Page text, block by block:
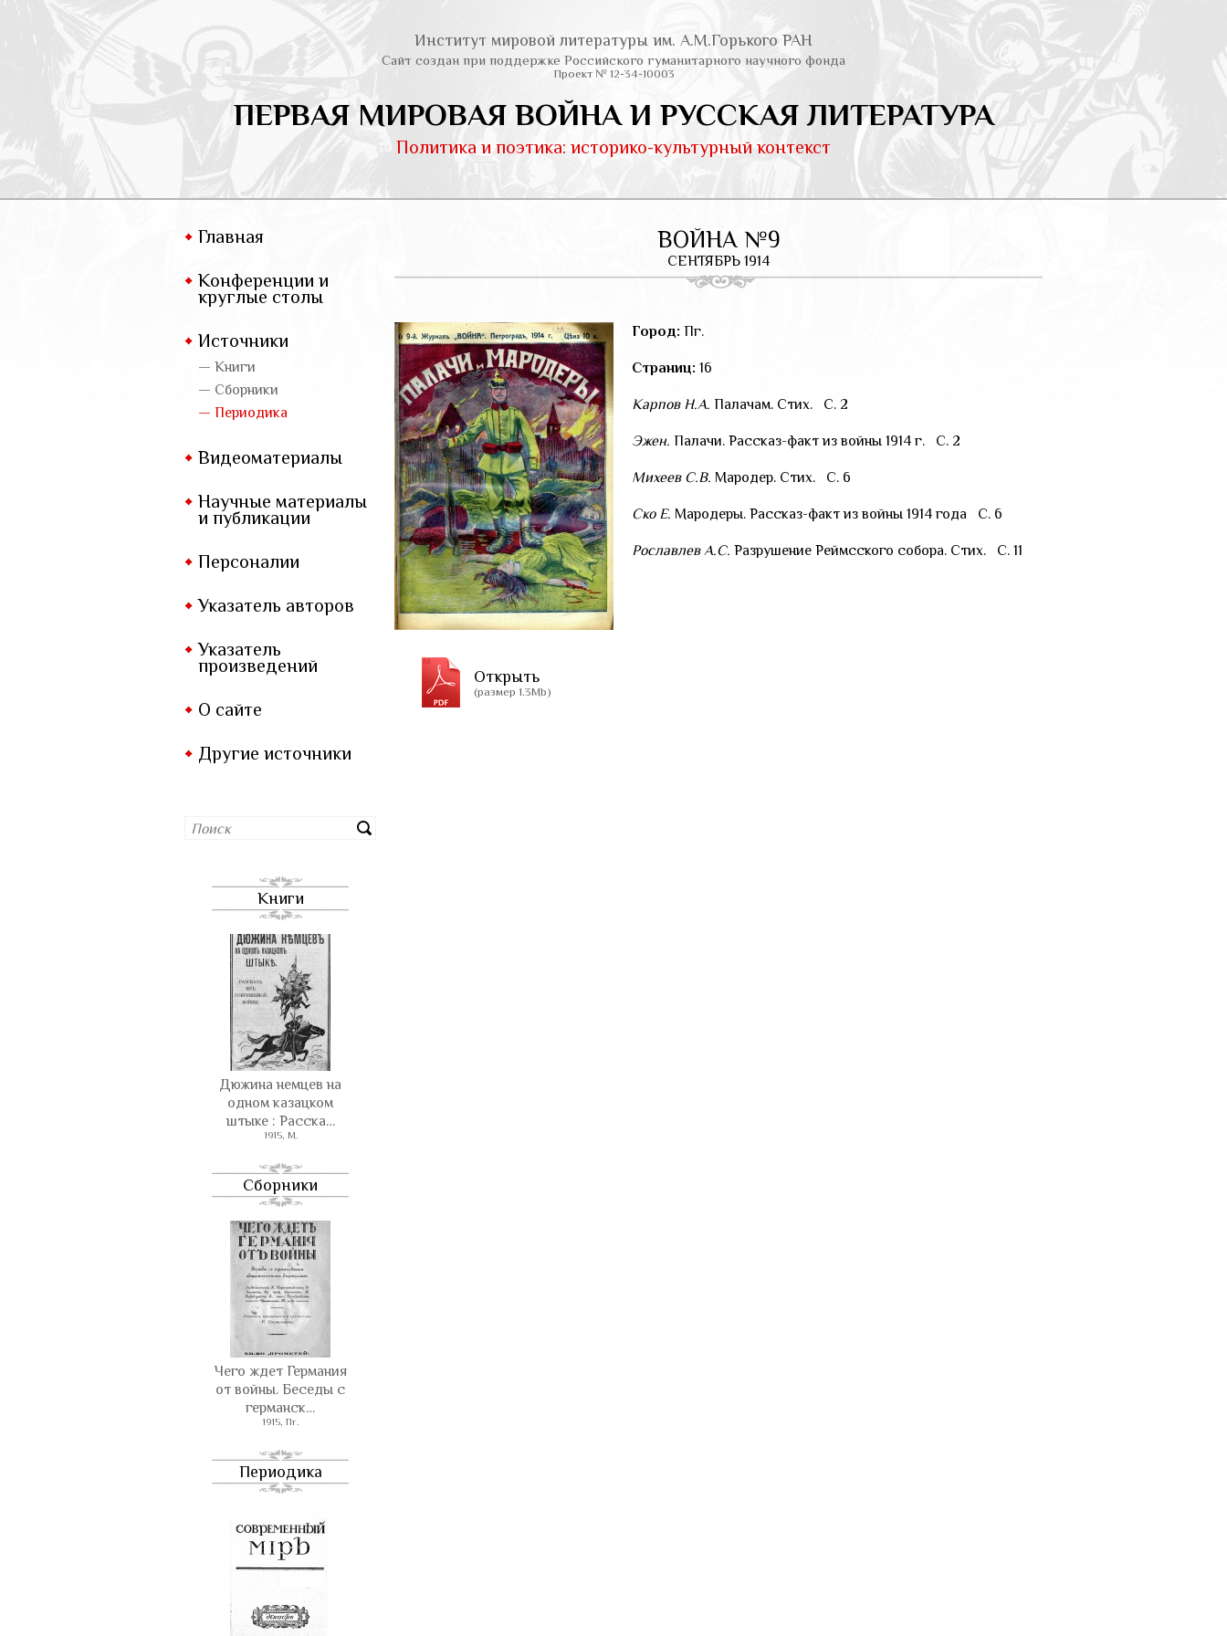
Институт мировой литературы им. А.М.Горького РАН
Сайт создан при поддержке Российского гуманитарного научного фонда
Проект № 12-34-10003
ПЕРВАЯ МИРОВАЯ ВОЙНА И РУССКАЯ ЛИТЕРАТУРА
Политика и поэтика: историко-культурный контекст
Главная
Конференции и
круглые столы
Источники
— Книги
— Сборники
— Периодика
Видеоматериалы
Научные материалы
и публикации
Персоналии
Указатель авторов
Указатель
произведений
О сайте
Другие источники
Книги
Дюжина немцев на
одном казацком
штыке : Расска…
1915, М.
Сборники
Чего ждет Германия
от войны. Беседы с
германск…
1915, Пг.
Периодика
ВОЙНА №9
СЕНТЯБРЬ 1914
Открыть
(размер 1.3Mb)
Город: Пг.
Страниц: 16
Карпов Н.А. Палачам. Стих. С. 2
Эжен. Палачи. Рассказ-факт из войны 1914 г. С. 2
Михеев С.В. Мародер. Стих. С. 6
Ско Е. Мародеры. Рассказ-факт из войны 1914 года С. 6
Рославлев А.С. Разрушение Реймсского собора. Стих. С. 11